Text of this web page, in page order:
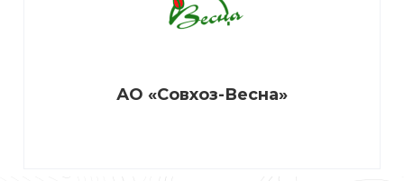
АО «Совхоз-Весна»